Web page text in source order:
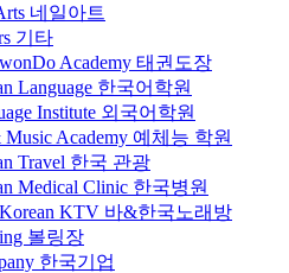
네일아트
기타
Academy 태권도장
Language 한국어학원
Institute 외국어학원
Academy 예체능 학원
Travel 한국 관광
Medical Clinic 한국병원
KTV 바&한국노래방
볼링장
한국기업